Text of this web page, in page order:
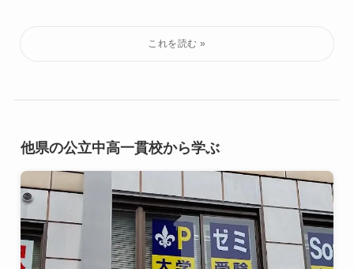
他県の公立中高一貫校から学ぶ